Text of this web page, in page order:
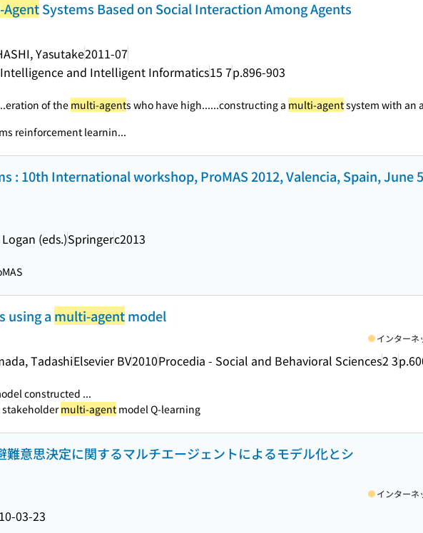
Systems Based on Social Interaction Among Agents
Yasutake2011-07
and Intelligent Informatics15 7p.896-903
of themulti-agents who have high......constructing a multi-agentsystem with an
reinforcement learnin...
: 10th International workshop, ProMAS 2012, Valencia, Spain, June
(eds.)Springerc2013
using a multi-agentmodel
TadashiElsevier BV2010Procedia - Social and Behavioral Sciences2 3
インターネ
constructed ...
multi-agent model Q-learning
意思決定に関するマルチエージェントによるモデル化とシ
03-23
インターネ